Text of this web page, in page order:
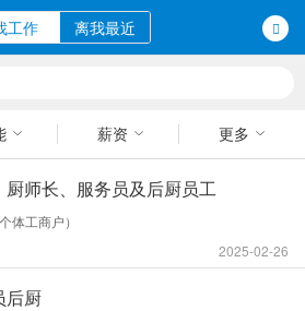
工作 离我最近
薪资 更多
师长、服务员及后厨员工
体工商户）
2025-02-26
后厨